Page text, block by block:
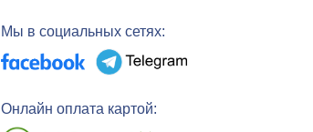
Мы в социальных сетях:
Онлайн оплата картой: